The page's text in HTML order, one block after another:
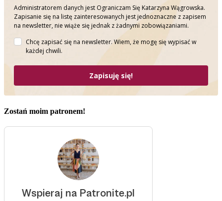
Administratorem danych jest Ograniczam Się Katarzyna Wągrowska.
Zapisanie się na listę zainteresowanych jest jednoznaczne z zapisem
na newsletter, nie wiąże się jednak z żadnymi zobowiązaniami.
Chcę zapisać się na newsletter. Wiem, że mogę się wypisać w
każdej chwili.
Zapisuję się!
Zostań moim patronem!